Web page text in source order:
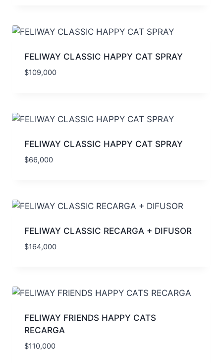
FELIWAY CLASSIC HAPPY CAT SPRAY
$109,000
FELIWAY CLASSIC HAPPY CAT SPRAY
$66,000
FELIWAY CLASSIC RECARGA + DIFUSOR
$164,000
FELIWAY FRIENDS HAPPY CATS
RECARGA
$110,000